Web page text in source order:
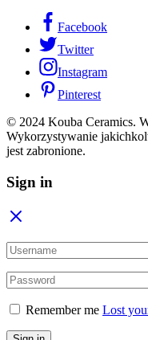
Facebook
Twitter
Instagram
Pinterest
© 2024 Kouba Ceramics.
Wykorzystywanie
jest zabronione.
Sign in
Remember me Lost